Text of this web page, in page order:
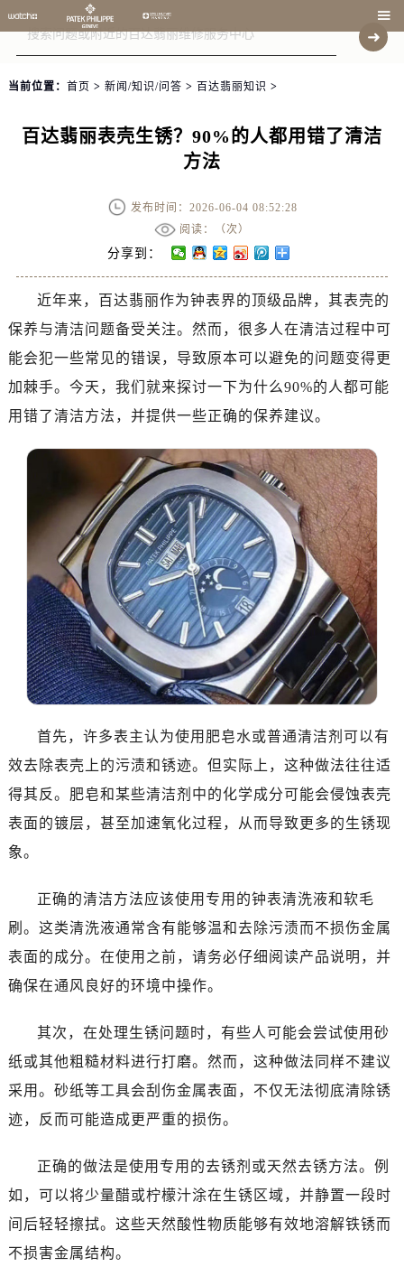

当前位置： 首页 > 新闻/知识/问答 > 百达翡丽知识 >
百达翡丽表壳生锈？90%的人都用错了清洁
方法
发布时间：2026-06-04 08:52:28
阅读：（次）
分享到：
近年来，百达翡丽作为钟表界的顶级品牌，其表壳的
保养与清洁问题备受关注。然而，很多人在清洁过程中可
能会犯一些常见的错误，导致原本可以避免的问题变得更
加棘手。今天，我们就来探讨一下为什么90%的人都可能
用错了清洁方法，并提供一些正确的保养建议。
首先，许多表主认为使用肥皂水或普通清洁剂可以有
效去除表壳上的污渍和锈迹。但实际上，这种做法往往适
得其反。肥皂和某些清洁剂中的化学成分可能会侵蚀表壳
表面的镀层，甚至加速氧化过程，从而导致更多的生锈现
象。
正确的清洁方法应该使用专用的钟表清洗液和软毛
刷。这类清洗液通常含有能够温和去除污渍而不损伤金属
表面的成分。在使用之前，请务必仔细阅读产品说明，并
确保在通风良好的环境中操作。
其次，在处理生锈问题时，有些人可能会尝试使用砂
纸或其他粗糙材料进行打磨。然而，这种做法同样不建议
采用。砂纸等工具会刮伤金属表面，不仅无法彻底清除锈
迹，反而可能造成更严重的损伤。
正确的做法是使用专用的去锈剂或天然去锈方法。例
如，可以将少量醋或柠檬汁涂在生锈区域，并静置一段时
间后轻轻擦拭。这些天然酸性物质能够有效地溶解铁锈而
不损害金属结构。